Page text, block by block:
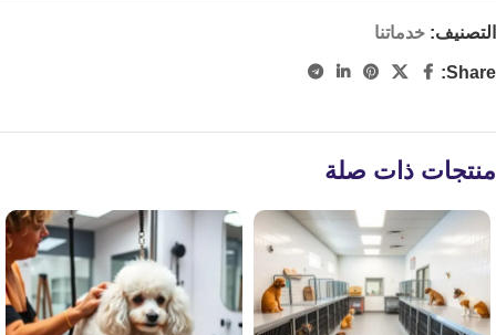
التصنيف: خدماتنا
Share:
منتجات ذات صلة